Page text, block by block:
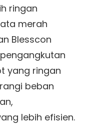
ringan
merah
Blesscon
yang ringan
beban
lebih efisien.